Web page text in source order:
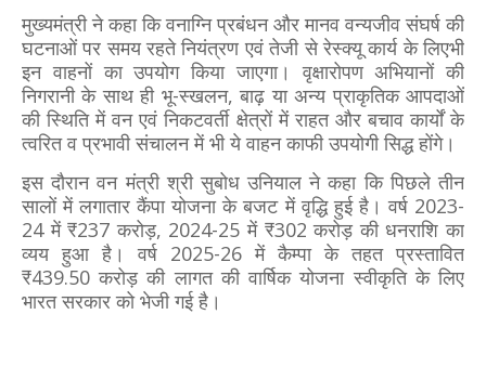
मुख्यमंत्री ने कहा कि वनाग्नि प्रबंधन और मानव वन्यजीव संघर्ष की
घटनाओं पर समय रहते नियंत्रण एवं तेजी से रेस्क्यू कार्य के लिएभी
इन वाहनों का उपयोग किया जाएगा। वृक्षारोपण अभियानों की
निगरानी के साथ ही भू-स्खलन, बाढ़ या अन्य प्राकृतिक आपदाओं
की स्थिति में वन एवं निकटवर्ती क्षेत्रों में राहत और बचाव कार्यों के
त्वरित व प्रभावी संचालन में भी ये वाहन काफी उपयोगी सिद्ध होंगे।
इस दौरान वन मंत्री श्री सुबोध उनियाल ने कहा कि पिछले तीन
सालों में लगातार कैंपा योजना के बजट में वृद्धि हुई है। वर्ष 2023-
24 में ₹237 करोड़, 2024-25 में ₹302 करोड़ की धनराशि का
व्यय हुआ है। वर्ष 2025-26 में कैम्पा के तहत प्रस्तावित
₹439.50 करोड़ की लागत की वार्षिक योजना स्वीकृति के लिए
भारत सरकार को भेजी गई है।